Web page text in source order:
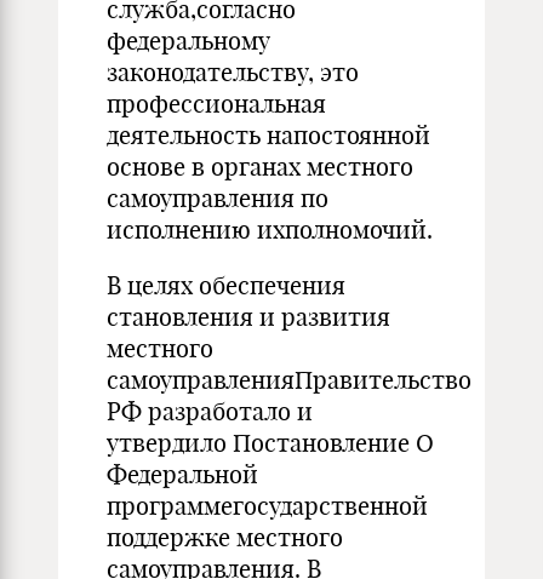
служба,согласно
федеральному
законодательству, это
профессиональная
деятельность напостоянной
основе в органах местного
самоуправления по
исполнению ихполномочий.
В целях обеспечения
становления и развития
местного
самоуправленияПравительство
РФ разработало и
утвердило Постановление О
Федеральной
программегосударственной
поддержке местного
самоуправления. В